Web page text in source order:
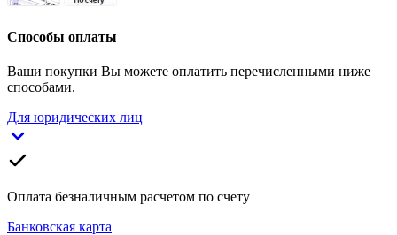
Способы оплаты
Ваши покупки Вы можете оплатить перечисленными ниже
способами.
Для юридических лиц
Оплата безналичным расчетом по счету
Банковская карта